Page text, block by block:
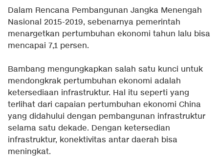
Dalam Rencana Pembangunan Jangka Menengah
Nasional 2015-2019, sebenarnya pemerintah
menargetkan pertumbuhan ekonomi tahun lalu bisa
mencapai 7,1 persen.
Bambang mengungkapkan salah satu kunci untuk
mendongkrak pertumbuhan ekonomi adalah
ketersediaan infrastruktur. Hal itu seperti yang
terlihat dari capaian pertumbuhan ekonomi China
yang didahului dengan pembangunan infrastruktur
selama satu dekade. Dengan ketersedian
infrastruktur, konektivitas antar daerah bisa
meningkat.